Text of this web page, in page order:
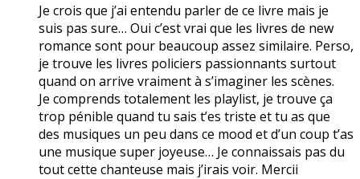
Je crois que j’ai entendu parler de ce livre mais je
suis pas sure… Oui c’est vrai que les livres de new
romance sont pour beaucoup assez similaire. Perso,
je trouve les livres policiers passionnants surtout
quand on arrive vraiment à s’imaginer les scènes.
Je comprends totalement les playlist, je trouve ça
trop pénible quand tu sais t’es triste et tu as que
des musiques un peu dans ce mood et d’un coup t’as
une musique super joyeuse… Je connaissais pas du
tout cette chanteuse mais j’irais voir. Mercii